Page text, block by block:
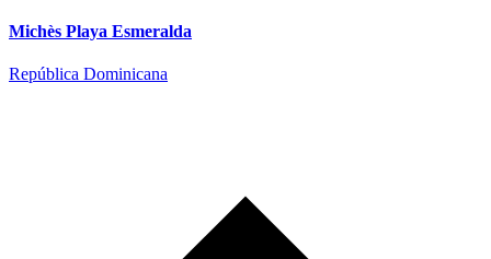
Michès Playa Esmeralda
República Dominicana